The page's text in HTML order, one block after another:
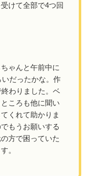
けて全部で4つ回
ゃんと午前中に
だったかな。作
わりました。ベ
ころも他に聞い
くれて助かりま
もうお願いする
方で困っていた
。